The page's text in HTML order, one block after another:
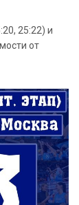
25:22) и
от